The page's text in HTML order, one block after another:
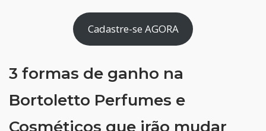
Cadastre-se AGORA
3 formas de ganho na
Bortoletto Perfumes e
Cosméticos que irão mudar